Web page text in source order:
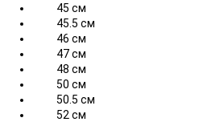
45 см
45.5 см
46 см
47 см
48 см
50 см
50.5 см
52 см